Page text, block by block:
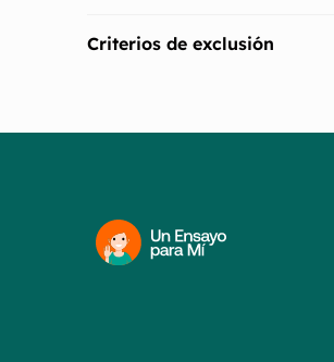
Criterios de exclusión
Cualquier síntoma actual o